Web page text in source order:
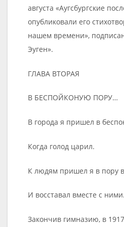
августа «Аугсбургские
опубликовали его
нашем времени»,
Эуген».
ГЛАВА ВТОРАЯ
В БЕСПОЙКОНУЮ ПОРУ…
В города я пришел в
Когда голод царил.
К людям пришел я в пору
И восставал вместе с ними.
Закончив гимназию, в